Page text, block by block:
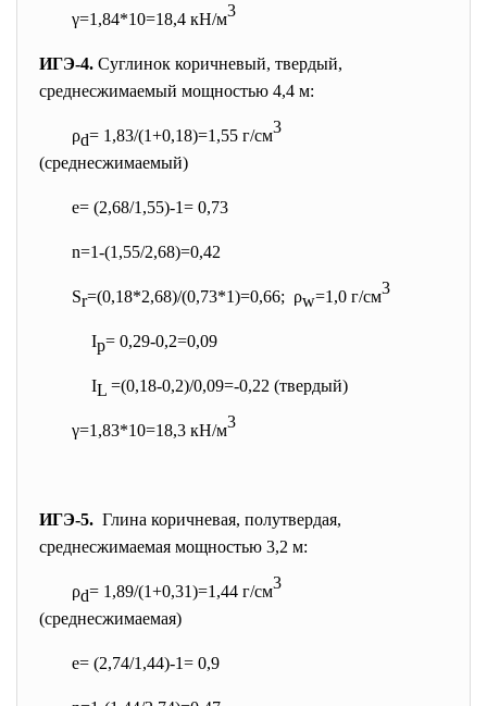
γ=1,84*10=18,4 кН/м3
ИГЭ-4. Суглинок коричневый, твердый,
среднесжимаемый мощностью 4,4 м:
ρd= 1,83/(1+0,18)=1,55 г/см3
(среднесжимаемый)
e= (2,68/1,55)-1= 0,73
n=1-(1,55/2,68)=0,42
Sr=(0,18*2,68)/(0,73*1)=0,66; ρw=1,0 г/см3
Ip= 0,29-0,2=0,09
IL =(0,18-0,2)/0,09=-0,22 (твердый)
γ=1,83*10=18,3 кН/м3
ИГЭ-5. Глина коричневая, полутвердая,
среднесжимаемая мощностью 3,2 м:
ρd= 1,89/(1+0,31)=1,44 г/см3
(среднесжимаемая)
e= (2,74/1,44)-1= 0,9